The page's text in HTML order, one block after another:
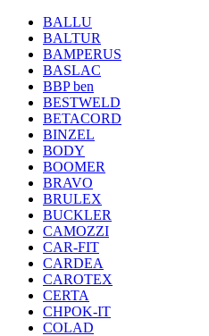
BALLU
BALTUR
BAMPERUS
BASLAC
BBP ben
BESTWELD
BETACORD
BINZEL
BODY
BOOMER
BRAVO
BRULEX
BUCKLER
CAMOZZI
CAR-FIT
CARDEA
CAROTEX
CERTA
CHPOK-IT
COLAD